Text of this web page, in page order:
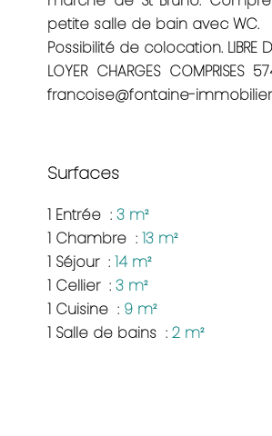
petite salle de bain avec WC.
Possibilité de colocation. LIBRE
LOYER CHARGES
francoise@fontaine-
Surfaces
1 Entrée
3 m²
1 Chambre
13 m²
1 Séjour
14 m²
1 Cellier
3 m²
1 Cuisine
9 m²
1 Salle de bains
2 m²